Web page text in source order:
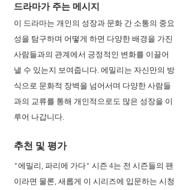
드라마가 주는 메시지
이 드라마는 개인의 성장과 문화 간 소통의 중요
성을 탐구하며 어떻게 하면 다양한 배경을 가진
사람들과의 관계에서 긍정적인 변화를 이끌어
낼 수 있는지 보여줍니다. 에밀리는 자신만의 방
식으로 문화적 장벽을 넘어서며 다양한 사람들
과의 교류를 통해 개인적으로도 많은 성장을 이
루어 나갑니다.
추천 및 평가
"에밀리, 파리에 가다" 시즌 4는 전 시즌들의 팬
이라면 물론, 새롭게 이 시리즈에 입문하는 시청